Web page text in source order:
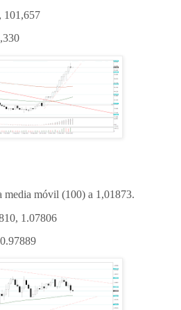
101,657
media móvil (100) a 1,01873.
1.07806